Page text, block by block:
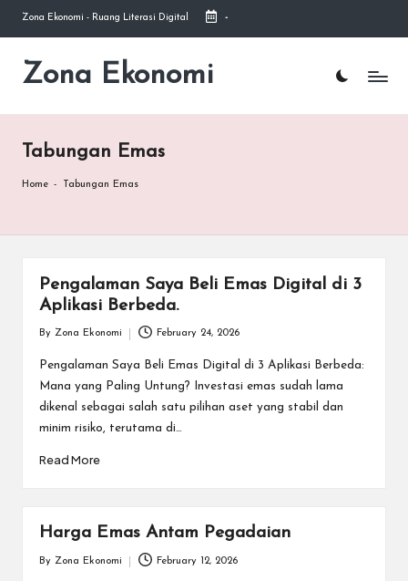
Skip
content
Zona Ekonomi - Ruang Literasi Digital -
Zona Ekonomi
Ruang
Tabungan Emas
Home - Tabungan Emas
Pengalaman Saya Beli Emas Digital di 3
Aplikasi Berbeda.
by
By Zona Ekonomi February 24, 2026
Pengalaman Saya Beli Emas Digital di 3 Aplikasi Berbeda:
Mana yang Paling Untung? Investasi emas sudah lama
dikenal sebagai salah satu pilihan aset yang stabil dan
minim risiko, terutama di…
Read More
Harga Emas Antam Pegadaian
By Zona Ekonomi February 12, 2026